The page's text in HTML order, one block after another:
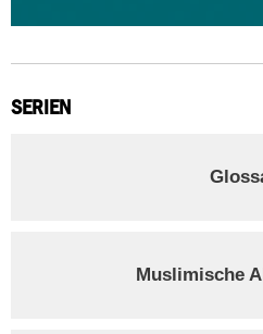
SERIEN
Muslimische